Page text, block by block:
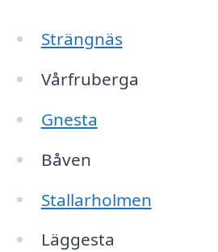
Strängnäs
Vårfruberga
Gnesta
Båven
Stallarholmen
Läggesta